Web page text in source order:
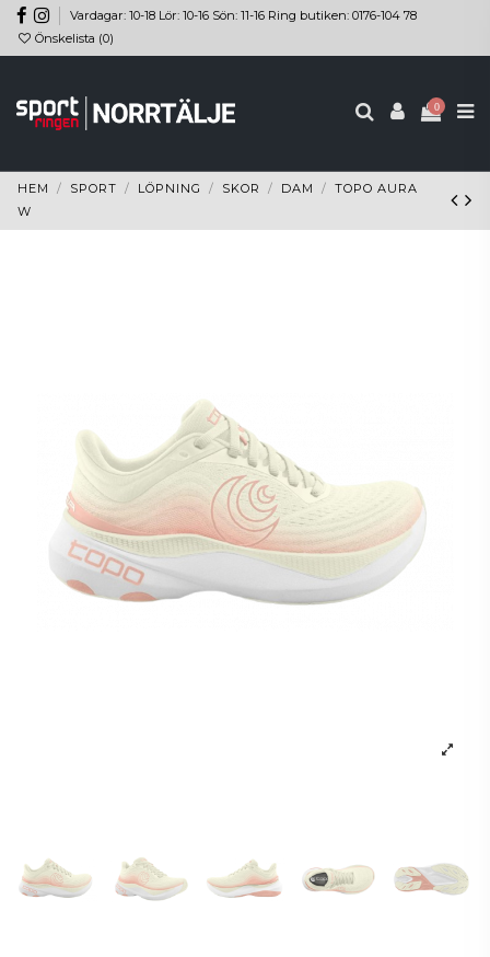
Vardagar: 10-18 Lör: 10-16 Sön: 11-16 Ring butiken: 0176-104 78
Önskelista (0)
0
HEM SPORT LÖPNING SKOR DAM
TOPO AURA
W